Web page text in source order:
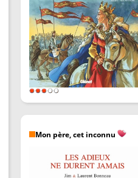
Mon père, cet inconnu